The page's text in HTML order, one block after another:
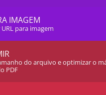
IMAGEM
para imagem
do arquivo e optimizar o
PDF